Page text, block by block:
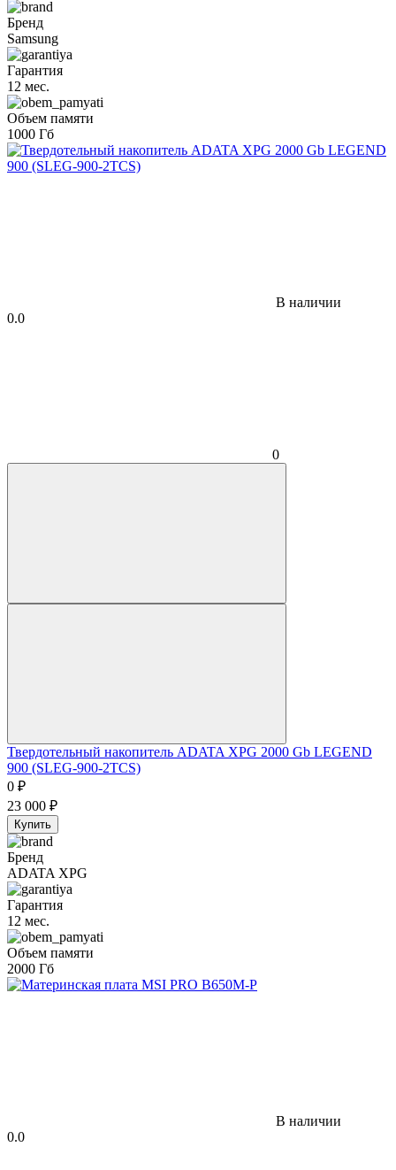
Бренд
Samsung
Гарантия
12 мес.
Объем памяти
1000 Гб
В наличии
0.0
0
Твердотельный накопитель ADATA XPG 2000 Gb LEGEND
900 (SLEG-900-2TCS)
0 ₽
23 000 ₽
Купить
Бренд
ADATA XPG
Гарантия
12 мес.
Объем памяти
2000 Гб
В наличии
0.0